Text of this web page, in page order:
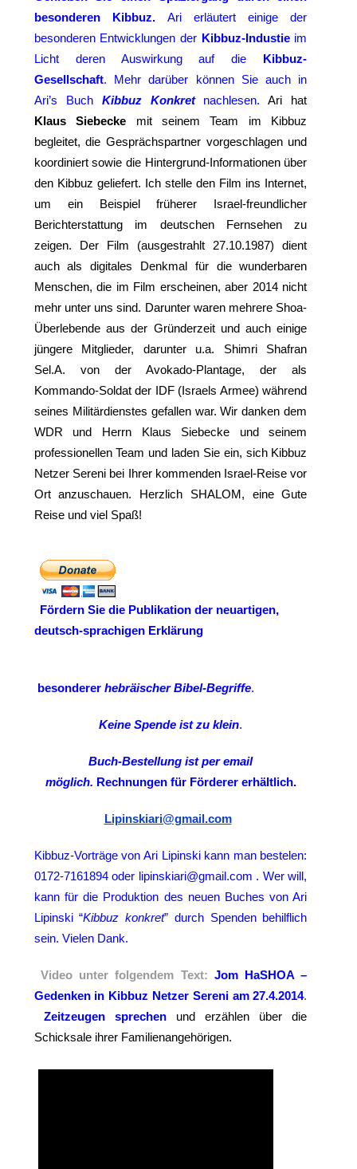
besonderen Kibbuz. Ari erläutert einige der
besonderen Entwicklungen der Kibbuz-Industieim
Licht deren Auswirkung auf die
Kibbuz-
Gesellschaft. Mehr darüber können Sie auch in
Ari’s Buch KibbuzKonkret nachlesen.Ari hat
Klaus Siebecke mit seinem Team im Kibbuz
begleitet, die Gesprächspartner vorgeschlagen und
koordiniert sowie die Hintergrund-Informationen über
den Kibbuz geliefert. Ich stelle den Film ins Internet,
um ein Beispiel früherer Israel-freundlicher
Berichterstattung im deutschen Fernsehen zu
zeigen. Der Film (ausgestrahlt 27.10.1987) dient
auch als digitales Denkmal für die wunderbaren
Menschen, die im Film erscheinen, aber 2014 nicht
mehr unter uns sind. Darunter waren mehrere Shoa-
Überlebende aus der Gründerzeit und auch einige
jüngere Mitglieder, darunter u.a. Shimri Shafran
Sel.A. von der Avokado-Plantage, der als
Kommando-Soldat der IDF (Israels Armee) während
seines Militärdienstes gefallen war. Wir danken dem
WDR und Herrn Klaus Siebecke und seinem
professionellen Team und laden Sie ein, sich Kibbuz
Netzer Sereni bei Ihrer kommenden Israel-Reise vor
Ort anzuschauen. Herzlich SHALOM, eine Gute
Reise und viel Spaß!
Fördern Sie die Publikation der neuartigen,
deutsch-sprachigen Erklärung
besonderer hebräischer Bibel-Begriffe.
Keine Spende ist zu klein.
Buch-Bestellung ist per email
möglich. Rechnungen für Förderer erhältlich.
Lipinskiari@gmail.com
Kibbuz-Vorträge von Ari Lipinski kann man bestelen:
0172-7161894 oder lipinskiari@gmail.com . Wer will,
kann für die Produktion des neuen Buches von Ari
Lipinski “Kibbuz konkret” durch Spenden behilflich
sein. Vielen Dank.
Video unter folgendem Text: Jom HaSHOA –
Gedenken in Kibbuz Netzer Sereni am 27.4.2014.
Zeitzeugen sprechen
und erzählen über die
Schicksale ihrer Familienangehörigen.